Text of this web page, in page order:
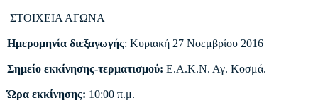
ΣΤΟΙΧΕΙΑ ΑΓΩΝΑ
Ημερομηνία διεξαγωγής: Κυριακή 27 Νοεμβρίου 2016
Σημείο εκκίνησης-τερματισμού: Ε.Α.Κ.Ν. Αγ. Κοσμά.
Ώρα εκκίνησης: 10:00 π.μ.